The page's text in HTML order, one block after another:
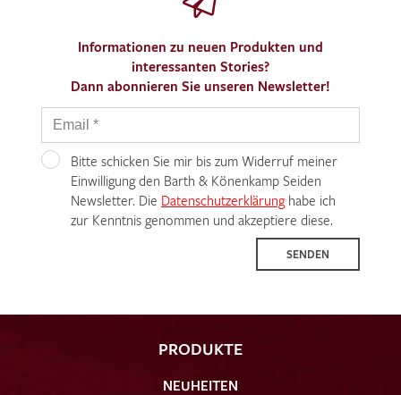
Informationen zu neuen Produkten und
interessanten Stories?
Dann abonnieren Sie unseren Newsletter!
Bitte schicken Sie mir bis zum Widerruf meiner
Einwilligung den Barth & Könenkamp Seiden
Newsletter. Die Datenschutzerklärunghabe ich
zur Kenntnis genommen und akzeptiere diese.
SENDEN
PRODUKTE
NEUHEITEN